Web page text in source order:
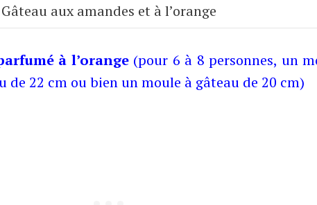
Gâteau aux amandes et à l’orange
à l’orange(pour 6 à 8 personnes, un
22 cm ou bien un moule à gâteau de 20 cm)